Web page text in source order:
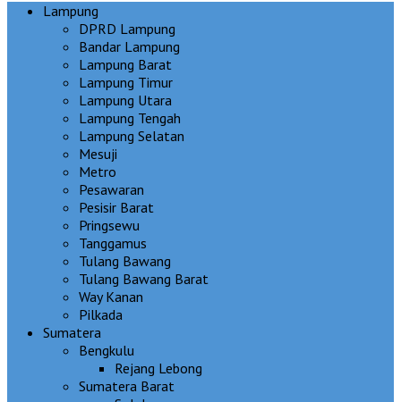
Lampung
DPRD Lampung
Bandar Lampung
Lampung Barat
Lampung Timur
Lampung Utara
Lampung Tengah
Lampung Selatan
Mesuji
Metro
Pesawaran
Pesisir Barat
Pringsewu
Tanggamus
Tulang Bawang
Tulang Bawang Barat
Way Kanan
Pilkada
Sumatera
Bengkulu
Rejang Lebong
Sumatera Barat